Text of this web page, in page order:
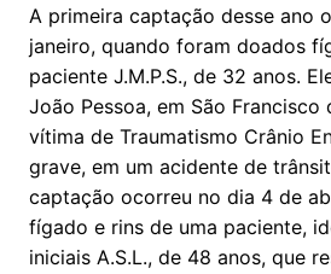
A primeira captação desse ano
janeiro, quando foram doados
paciente J.M.P.S., de 32 anos.
João Pessoa, em São Francisco
vítima de Traumatismo Crânio
grave, em um acidente de
captação ocorreu no dia 4 de
fígado e rins de uma paciente,
iniciais A.S.L., de 48 anos, que